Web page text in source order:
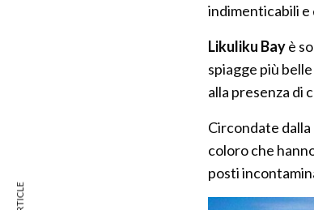
indimenticabili e
Likuliku Bayè
spiagge più
alla presenza di
Circondate
coloro che
posti